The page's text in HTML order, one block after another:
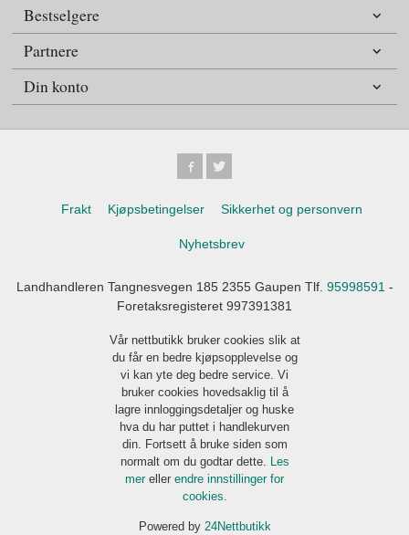
Bestselgere
Partnere
Din konto
Frakt Kjøpsbetingelser Sikkerhet og personvern
Nyhetsbrev
Landhandleren Tangnesvegen 185 2355 Gaupen Tlf. 95998591 -
Foretaksregisteret 997391381
Vår nettbutikk bruker cookies slik at
du får en bedre kjøpsopplevelse og
vi kan yte deg bedre service. Vi
bruker cookies hovedsaklig til å
lagre innloggingsdetaljer og huske
hva du har puttet i handlekurven
din. Fortsett å bruke siden som
normalt om du godtar dette. Les
mer eller endre innstillinger for
cookies.
Powered by 24Nettbutikk